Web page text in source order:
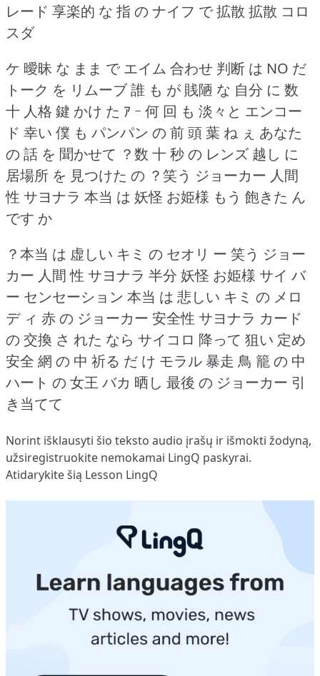
レード 享楽的 な 指 の ナイフ で 拡散 拡散 コロ
スダ
ケ 曖昧 な まま で エイム 合わせ 判断 は NO だ
トーク を リムーブ 誰 も が 賎陋 な 自分 に 数
十 人格 鍵 かけ た ｱ ｰ 何 回 も 淡々と エンコー
ド 幸い 僕 も パンパン の 前 頭 葉 ね ぇ あなた
の 話 を 聞かせて ？数 十 秒 の レンズ 越し に
居場所 を 見つけた の ？笑う ジョーカー 人間
性 サヨナラ 本当 は 妖怪 お姫様 もう 飽きた ん
です か
？本当 は 虚しい キミ の セオリ ー 笑う ジョー
カー 人間 性 サヨナラ 半分 妖怪 お姫様 サイ バ
ー センセーション 本当 は 悲しい キミ の メロ
デ ィ 赤 の ジョーカー 安全性 サヨナラ カード
の 交換 さ れた なら サイコロ 降って 狙い 定め
安全 網 の 中 祈る だ け モラル 暴走 鳥 籠 の 中
ハート の 女王 バカ 晒し 最後 の ジョーカー 引
き当てて
Norint išklausyti šio teksto audio įrašų ir išmokti žodyną,
užsiregistruokite nemokamai LingQ paskyrai.
Atidarykite šią Lesson LingQ